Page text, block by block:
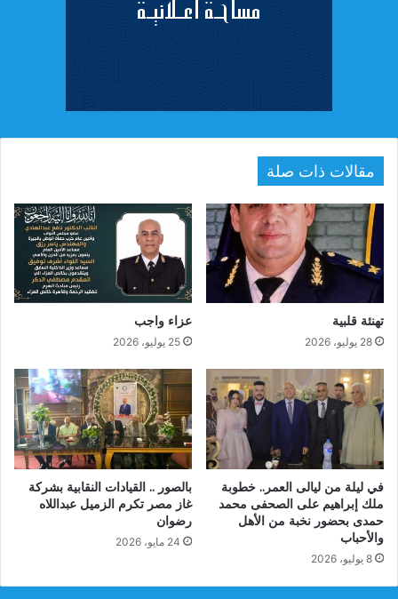
مقالات ذات صلة
تهنئة قلبية
28 يوليو، 2026
عزاء واجب
25 يوليو، 2026
في ليلة من ليالى العمر.. خطوبة
ملك إبراهيم على الصحفى محمد
حمدى بحضور نخبة من الأهل
والأحباب
8 يوليو، 2026
بالصور .. القيادات النقابية بشركة
غاز مصر تكرم الزميل عبداللاه
رضوان
24 مايو، 2026